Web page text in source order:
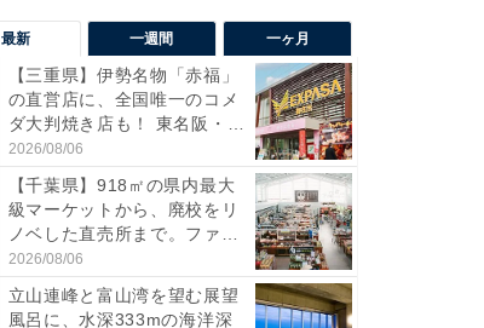
最新 一週間 一ヶ月
【三重県】伊勢名物「赤福」
の直営店に、全国唯一のコメ
ダ大判焼き店も！ 東名阪・
伊...
2026/08/06
【千葉県】918㎡の県内最大
級マーケットから、廃校をリ
ノベした直売所まで。ファ
ー...
2026/08/06
立山連峰と富山湾を望む展望
風呂に、水深333mの海洋深